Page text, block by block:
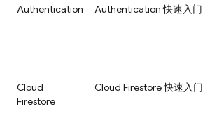
Authentication Authentication快速入门
Cloud
Firestore
Cloud Firestore快速入门